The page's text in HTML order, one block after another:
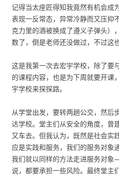
记得当太座匠得知我竟然有机会成
表现一反常态，异常冷静而又压抑
克力里的酒被换成了遵义子弹头）
数了，倒是老师还没做过，不过这
这是我第一次去宏宇学校，除了要
的课程内容，也是为下周就要开课
宇学校来探探路。
从学堂出发，要转两趟公交，然后
达学校。堂主们从安全的角度，曾
又车去。但我认为，既然是社会实
应是实践和服务，我们的服务对象
我们就以同样的方法走进服务对
说，都要承担一些风险。最终堂主